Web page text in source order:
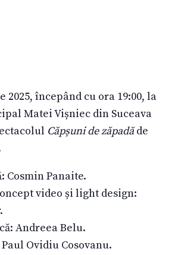
2025, începând cu ora 19:00, la
Matei Vișniec din Suceava
Căpșuni de zăpadăde
Cosmin Panaite.
video și light design:
Andreea Belu.
Ovidiu Cosovanu.